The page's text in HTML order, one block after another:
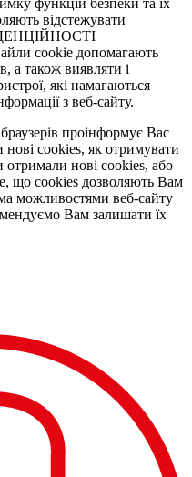
функцій безпеки та їх
відстежувати
cookie допомагають
а також виявляти і
які намагаються
з веб-сайту.
проінформує Вас
cookies, як отримувати
отримали нові cookies, або
що cookies дозволяють Вам
можливостями веб-сайту
Вам залишати їх